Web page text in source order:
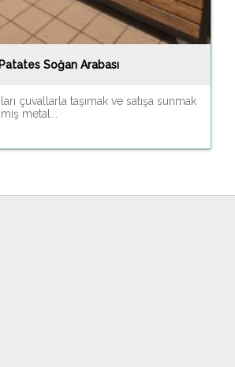
Patates Soğan Arabası
çuvallarla taşımak ve satışa sunmak
metal...